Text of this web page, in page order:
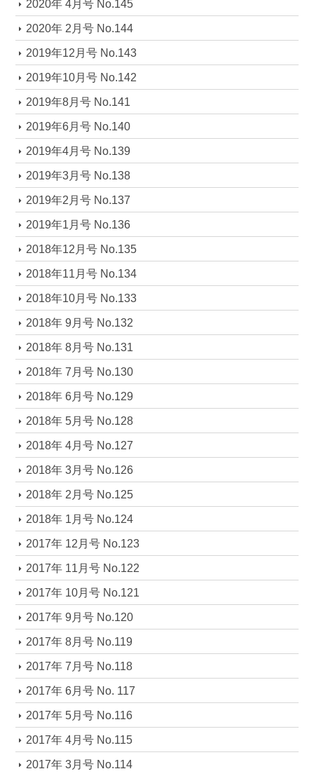
2020年 4月号 No.145
2020年 2月号 No.144
2019年12月号 No.143
2019年10月号 No.142
2019年8月号 No.141
2019年6月号 No.140
2019年4月号 No.139
2019年3月号 No.138
2019年2月号 No.137
2019年1月号 No.136
2018年12月号 No.135
2018年11月号 No.134
2018年10月号 No.133
2018年 9月号 No.132
2018年 8月号 No.131
2018年 7月号 No.130
2018年 6月号 No.129
2018年 5月号 No.128
2018年 4月号 No.127
2018年 3月号 No.126
2018年 2月号 No.125
2018年 1月号 No.124
2017年 12月号 No.123
2017年 11月号 No.122
2017年 10月号 No.121
2017年 9月号 No.120
2017年 8月号 No.119
2017年 7月号 No.118
2017年 6月号 No. 117
2017年 5月号 No.116
2017年 4月号 No.115
2017年 3月号 No.114